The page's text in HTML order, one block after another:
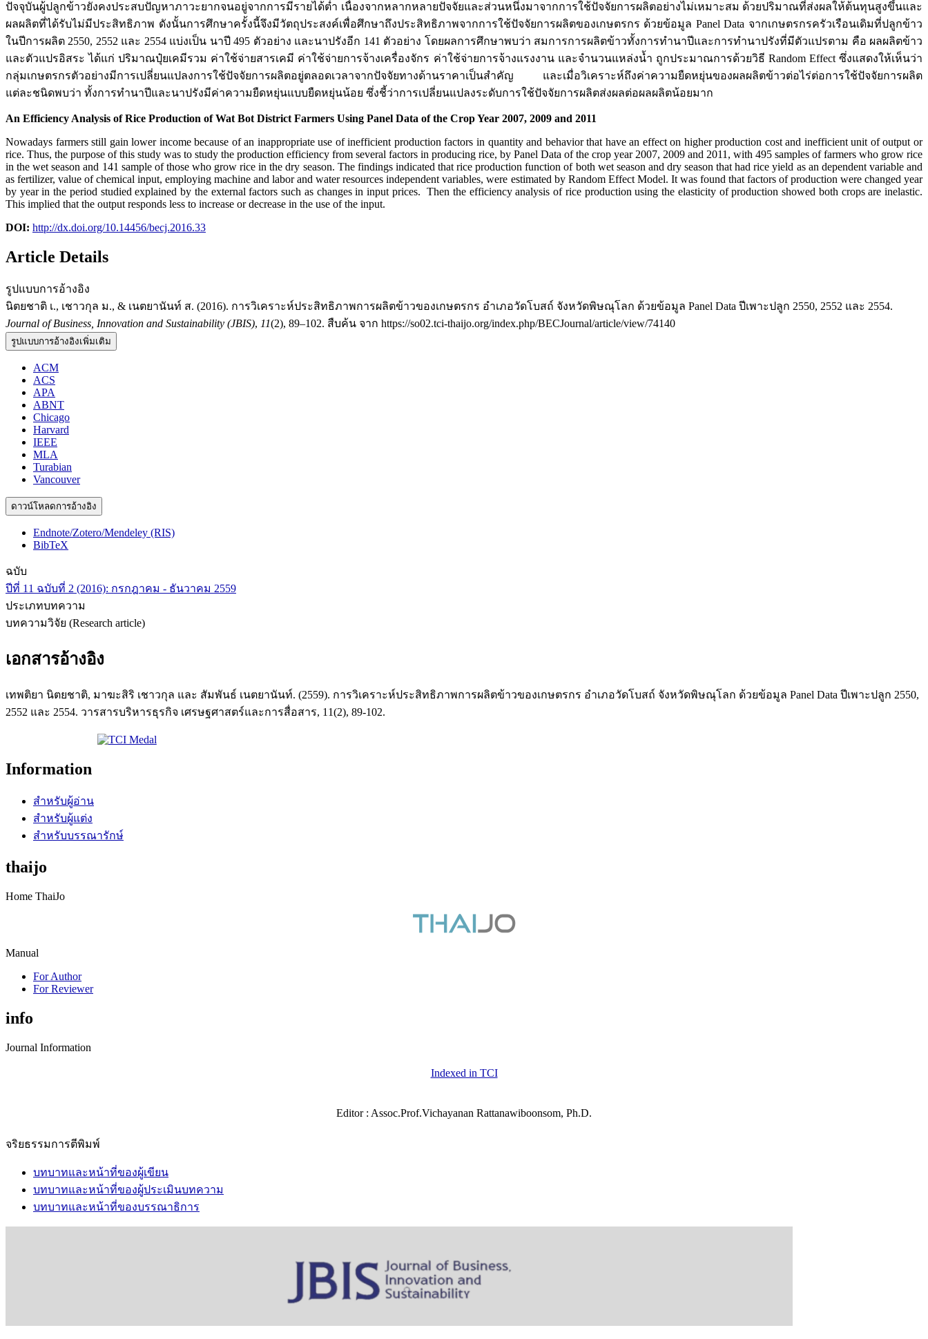
ปัจจุบันผู้ปลูกข้าวยังคงประสบปัญหาภาวะยากจนอยู่จากการมีรายได้ต่ำ เนื่องจากหลากหลายปัจจัยและส่วนหนึ่งมาจากการใช้ปัจจัยการผลิตอย่างไม่เหมาะสม ด้วยปริมาณที่ส่งผลให้ต้นทุนสูงขึ้นและ
ผลผลิตที่ได้รับไม่มีประสิทธิภาพ ดังนั้นการศึกษาครั้งนี้จึงมีวัตถุประสงค์เพื่อศึกษาถึงประสิทธิภาพจากการใช้ปัจจัยการผลิตของเกษตรกร ด้วยข้อมูล Panel Data จากเกษตรกรครัวเรือนเดิมที่ปลูกข้าว
ในปีการผลิต 2550, 2552 และ 2554 แบ่งเป็น นาปี 495 ตัวอย่าง และนาปรังอีก 141 ตัวอย่าง โดยผลการศึกษาพบว่า สมการการผลิตข้าวทั้งการทำนาปีและการทำนาปรังที่มีตัวแปรตาม คือ ผลผลิตข้าว
และตัวแปรอิสระ ได้แก่ ปริมาณปุ๋ยเคมีรวม ค่าใช้จ่ายสารเคมี ค่าใช้จ่ายการจ้างเครื่องจักร ค่าใช้จ่ายการจ้างแรงงาน และจำนวนแหล่งน้ำ ถูกประมาณการด้วยวิธี Random Effect ซึ่งแสดงให้เห็นว่า
กลุ่มเกษตรกรตัวอย่างมีการเปลี่ยนแปลงการใช้ปัจจัยการผลิตอยู่ตลอดเวลาจากปัจจัยทางด้านราคาเป็นสำคัญ และเมื่อวิเคราะห์ถึงค่าความยืดหยุ่นของผลผลิตข้าวต่อไร่ต่อการใช้ปัจจัยการผลิต
แต่ละชนิดพบว่า ทั้งการทำนาปีและนาปรังมีค่าความยืดหยุ่นแบบยืดหยุ่นน้อย ซึ่งชี้ว่าการเปลี่ยนแปลงระดับการใช้ปัจจัยการผลิตส่งผลต่อผลผลิตน้อยมาก
An Efficiency Analysis of Rice Production of Wat Bot District Farmers Using Panel Data of the Crop Year 2007, 2009 and 2011
Nowadays farmers still gain lower income because of an inappropriate use of inefficient production factors in quantity and behavior that have an effect on higher production cost and inefficient unit of output or
rice. Thus, the purpose of this study was to study the production efficiency from several factors in producing rice, by Panel Data of the crop year 2007, 2009 and 2011, with 495 samples of farmers who grow rice
in the wet season and 141 sample of those who grow rice in the dry season. The findings indicated that rice production function of both wet season and dry season that had rice yield as an dependent variable and
as fertilizer, value of chemical input, employing machine and labor and water resources independent variables, were estimated by Random Effect Model. It was found that factors of production were changed year
by year in the period studied explained by the external factors such as changes in input prices. Then the efficiency analysis of rice production using the elasticity of production showed both crops are inelastic.
This implied that the output responds less to increase or decrease in the use of the input.
DOI: http://dx.doi.org/10.14456/becj.2016.33
Article Details
รูปแบบการอ้างอิง
นิตยชาติ เ., เชาวกุล ม., & เนตยานันท์ ส. (2016). การวิเคราะห์ประสิทธิภาพการผลิตข้าวของเกษตรกร อำเภอวัดโบสถ์ จังหวัดพิษณุโลก ด้วยข้อมูล Panel Data ปีเพาะปลูก 2550, 2552 และ 2554.
Journal of Business, Innovation and Sustainability (JBIS), 11(2), 89–102. สืบค้น จาก https://so02.tci-thaijo.org/index.php/BECJournal/article/view/74140
รูปแบบการอ้างอิงเพิ่มเติม
ACM
ACS
APA
ABNT
Chicago
Harvard
IEEE
MLA
Turabian
Vancouver
ดาวน์โหลดการอ้างอิง
Endnote/Zotero/Mendeley (RIS)
BibTeX
ฉบับ
ปีที่ 11 ฉบับที่ 2 (2016): กรกฎาคม - ธันวาคม 2559
ประเภทบทความ
บทความวิจัย (Research article)
เอกสารอ้างอิง
เทพติยา นิตยชาติ, มาฆะสิริ เชาวกุล และ สัมพันธ์ เนตยานันท์. (2559). การวิเคราะห์ประสิทธิภาพการผลิตข้าวของเกษตรกร อำเภอวัดโบสถ์ จังหวัดพิษณุโลก ด้วยข้อมูล Panel Data ปีเพาะปลูก 2550,
2552 และ 2554. วารสารบริหารธุรกิจ เศรษฐศาสตร์และการสื่อสาร, 11(2), 89-102.
Information
สำหรับผู้อ่าน
สำหรับผู้แต่ง
สำหรับบรรณารักษ์
thaijo
Home ThaiJo
Manual
For Author
For Reviewer
info
Journal Information
Indexed in TCI
Editor : Assoc.Prof.Vichayanan Rattanawiboonsom, Ph.D.
จริยธรรมการตีพิมพ์
บทบาทและหน้าที่ของผู้เขียน
บทบาทและหน้าที่ของผู้ประเมินบทความ
บทบาทและหน้าที่ของบรรณาธิการ